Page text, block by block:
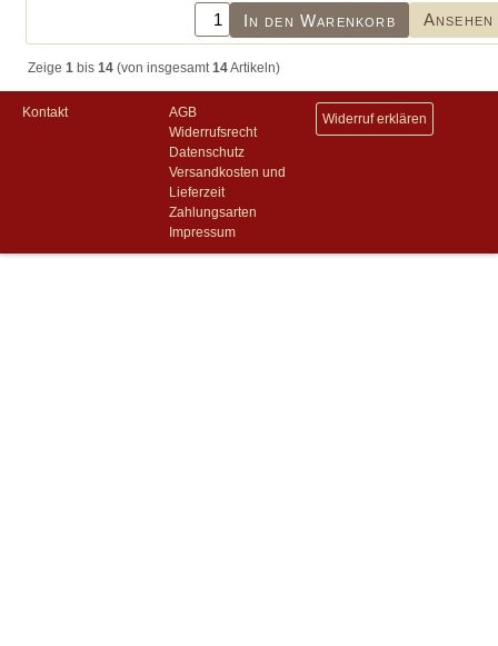
In den Warenkorb Ansehen
Zeige 1 bis 14 (von insgesamt14Artikeln)
Kontakt
AGB
Widerrufsrecht
Datenschutz
Versandkosten und
Lieferzeit
Zahlungsarten
Impressum
Widerruf erklären